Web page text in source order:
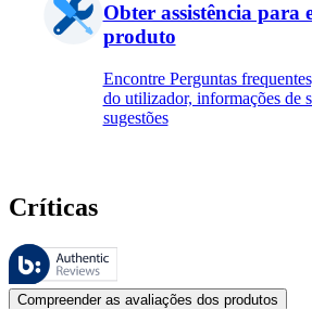
Obter assistência para
produto
Encontre Perguntas
do utilizador, informações de
sugestões
Críticas
Estas avaliações são geridas pela
As opiniões dos clientes na forma de
Compreender as avaliações dos produtos